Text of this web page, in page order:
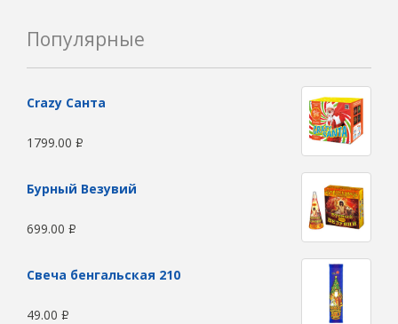
Популярные
Сrazy Санта
1799.00 Р
Бурный Везувий
699.00 Р
Свеча бенгальская 210
49.00 Р